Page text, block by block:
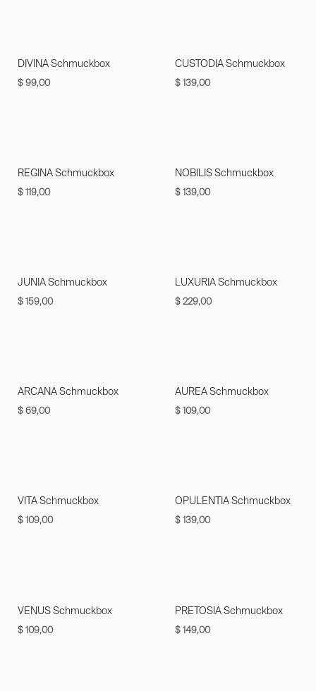
DIVINA Schmuckbox
$99,00
CUSTODIA Schmuckbox
$139,00
REGINA Schmuckbox
$119,00
NOBILIS Schmuckbox
$139,00
JUNIA Schmuckbox
$159,00
LUXURIA Schmuckbox
$229,00
ARCANA Schmuckbox
$69,00
AUREA Schmuckbox
$109,00
VITA Schmuckbox
$109,00
OPULENTIA Schmuckbox
$139,00
VENUS Schmuckbox
$109,00
PRETOSIA Schmuckbox
$149,00